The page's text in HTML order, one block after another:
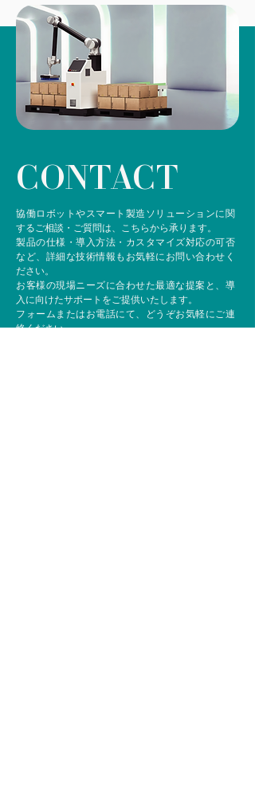
CONTACT
協働ロボットやスマート製造ソリューションに関
するご相談・ご質問は、こちらから承ります。
製品の仕様・導入方法・カスタマイズ対応の可否
など、詳細な技術情報もお気軽にお問い合わせく
ださい。
お客様の現場ニーズに合わせた最適な提案と、導
入に向けたサポートをご提供いたします。
フォームまたはお電話にて、どうぞお気軽にご連
絡ください。